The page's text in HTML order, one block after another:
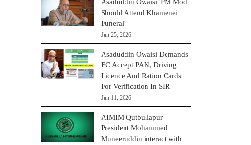
Asaduddin Owaisi 'PM Modi
Should Attend Khamenei
Funeral'
Jun 25, 2026
Asaduddin Owaisi Demands
EC Accept PAN, Driving
Licence And Ration Cards
For Verification In SIR
Jun 11, 2026
AIMIM Qutbullapur
President Mohammed
Muneeruddin interact with